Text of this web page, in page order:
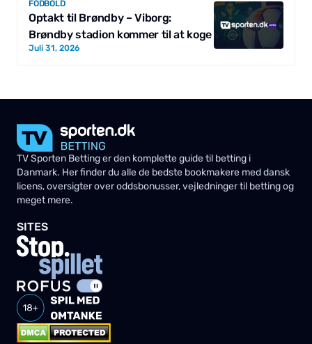
FODBOLD
Optakt til Brøndby – Viborg:
Brøndby stadion kommer til at koge
Juli 31, 2026
TV Sporten Betting er den komplette guide til betting i
Danmark. Her finder du alle de bedste bookmakere med dansk
licens, oversigter over oddsbonusser, vejledninger til betting og
meget mere.
SITES